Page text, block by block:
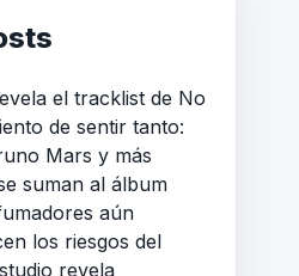
el tracklist de No
de sentir tanto:
Mars y más
suman al álbum
aún
los riesgos del
revela